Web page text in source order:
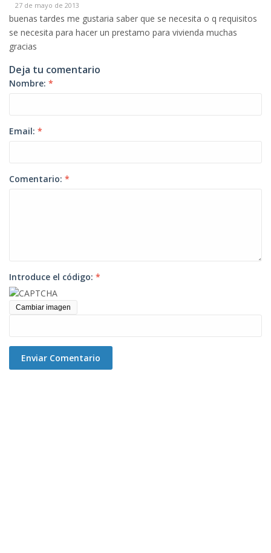
27 de mayo de 2013
buenas tardes me gustaria saber que se necesita o q requisitos
se necesita para hacer un prestamo para vivienda muchas
gracias
Deja tu comentario
Nombre: *
Email: *
Comentario: *
Introduce el código: *
Cambiar imagen
Enviar Comentario